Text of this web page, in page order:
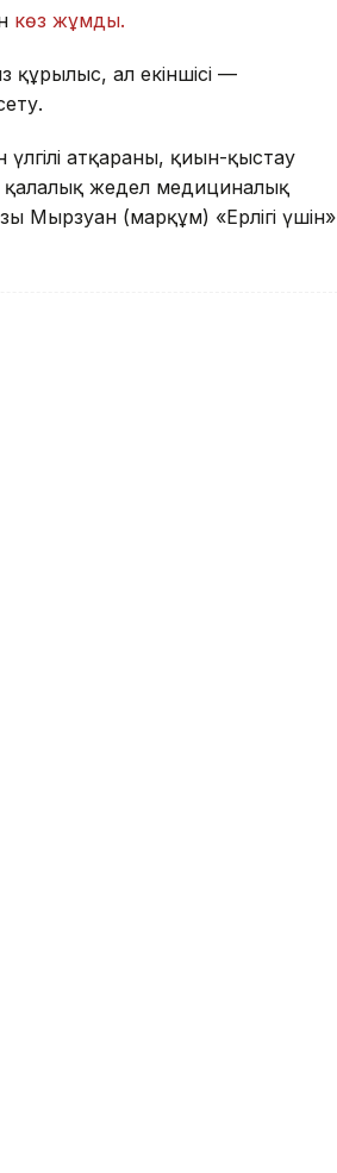
көз жұмды.
құрылыс, ал екіншісі —
атқарғаны, қиын-қыстау
қалалық жедел медициналық
Мырзуан (марқұм) «Ерлігі үшін»